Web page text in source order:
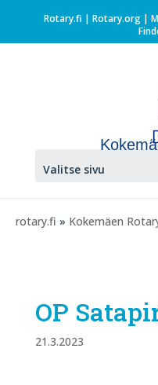
Rotary.fi | Rotary.org|
Valitse sivu
rotary.fi » Kokemäen
OP
21.3.2023